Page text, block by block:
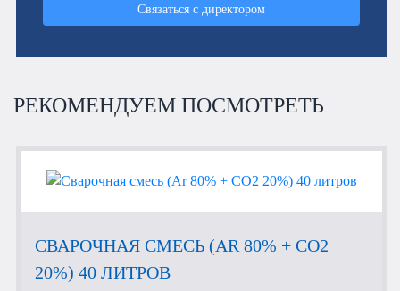
Связаться с директором
РЕКОМЕНДУЕМ ПОСМОТРЕТЬ
СВАРОЧНАЯ СМЕСЬ (AR 80% + CO2
20%) 40 ЛИТРОВ